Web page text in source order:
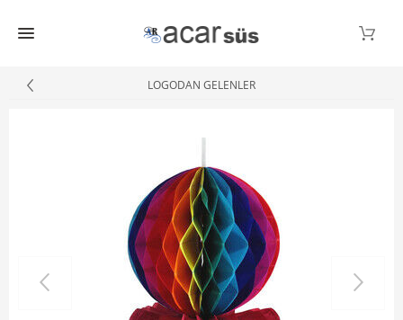
LOGODAN GELENLER